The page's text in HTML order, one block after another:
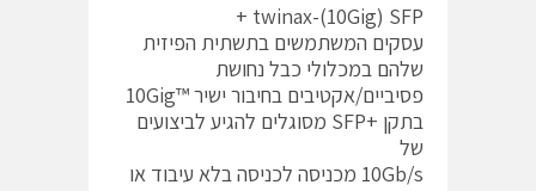
twinax-(10Gig) SFP +
עסקים המשתמשים בתשתית הפיזית
שלהם במכלולי כבל נחושת
פסיביים/אקטיבים בחיבור ישיר ™10Gig
בתקן +SFP מסוגלים להגיע לביצועים
של
10Gb/s מכניסה לכניסה בלא עיבוד או